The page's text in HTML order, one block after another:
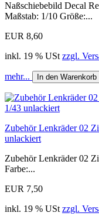
Naßschiebebild Decal
Maßstab: 1/10 Größe:...
EUR 8,60
inkl. 19 % USt zzgl.
mehr... In den Warenkorb
Zubehör Lenkräder 02
unlackiert
Zubehör Lenkräder 02
Farbe:...
EUR 7,50
inkl. 19 % USt zzgl.